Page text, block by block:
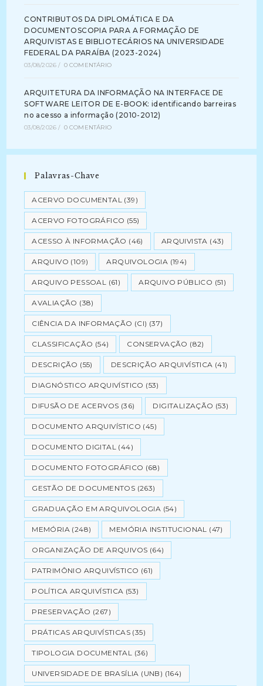
CONTRIBUTOS DA DIPLOMÁTICA E DA
DOCUMENTOSCOPIA PARA A FORMAÇÃO DE
ARQUIVISTAS E BIBLIOTECÁRIOS NA UNIVERSIDADE
FEDERAL DA PARAÍBA (2023-2024)
03/08/2026 / 0 COMENTÁRIO
ARQUITETURA DA INFORMAÇÃO NA INTERFACE DE
SOFTWARE LEITOR DE E-BOOK: identificando barreiras
no acesso a informação (2010-2012)
03/08/2026 / 0 COMENTÁRIO
Palavras-Chave
ACERVO DOCUMENTAL (39)
ACERVO FOTOGRÁFICO (55)
ACESSO À INFORMAÇÃO (46) ARQUIVISTA (43)
ARQUIVO (109) ARQUIVOLOGIA (194)
ARQUIVO PESSOAL (61) ARQUIVO PÚBLICO (51)
AVALIAÇÃO (38)
CIÊNCIA DA INFORMAÇÃO (CI) (37)
CLASSIFICAÇÃO (54) CONSERVAÇÃO (82)
DESCRIÇÃO (55) DESCRIÇÃO ARQUIVÍSTICA (41)
DIAGNÓSTICO ARQUIVÍSTICO (53)
DIFUSÃO DE ACERVOS (36) DIGITALIZAÇÃO (53)
DOCUMENTO ARQUIVÍSTICO (45)
DOCUMENTO DIGITAL (44)
DOCUMENTO FOTOGRÁFICO (68)
GESTÃO DE DOCUMENTOS (263)
GRADUAÇÃO EM ARQUIVOLOGIA (54)
MEMÓRIA (248) MEMÓRIA INSTITUCIONAL (47)
ORGANIZAÇÃO DE ARQUIVOS (64)
PATRIMÔNIO ARQUIVÍSTICO (61)
POLÍTICA ARQUIVÍSTICA (53)
PRESERVAÇÃO (267)
PRÁTICAS ARQUIVÍSTICAS (35)
TIPOLOGIA DOCUMENTAL (36)
UNIVERSIDADE DE BRASÍLIA (UNB) (164)